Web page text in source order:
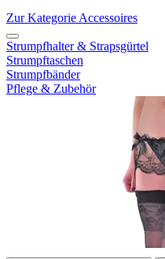
Zur Kategorie Accessoires
Strumpfhalter & Strapsgürtel
Strumpftaschen
Strumpfbänder
Pflege & Zubehör